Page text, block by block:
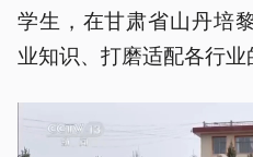
学生，在甘肃省山丹培
业知识、打磨适配各行业